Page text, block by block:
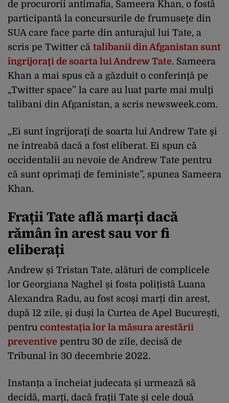
de procurorii antimafia, Sameera Khan, o fostă
participantă la concursurile de frumuseţe din
SUA care face parte din anturajul lui Tate, a
scris pe Twitter că talibanii din Afganistan sunt
îngrijoraţi de soarta lui Andrew Tate. Sameera
Khan a mai spus că a găzduit o conferinţă pe
„Twitter space” la care au luat parte mai mulţi
talibani din Afganistan, a scris newsweek.com.
„Ei sunt îngrijoraţi de soarta lui Andrew Tate şi
ne întreabă dacă a fost eliberat. Ei spun că
occidentalii au nevoie de Andrew Tate pentru
că sunt oprimaţi de feministe”, spunea Sameera
Khan.
Frații Tate află marți dacă
rămân în arest sau vor fi
eliberați
Andrew și Tristan Tate, alături de complicele
lor Georgiana Naghel și fosta polițistă Luana
Alexandra Radu, au fost scoși marți din arest,
după 12 zile, și duși la Curtea de Apel București,
pentru contestația lor la măsura arestării
preventive pentru 30 de zile, decisă de
Tribunal în 30 decembrie 2022.
Instanța a încheiat judecata și urmează să
decidă, marți, dacă frații Tate și cele două